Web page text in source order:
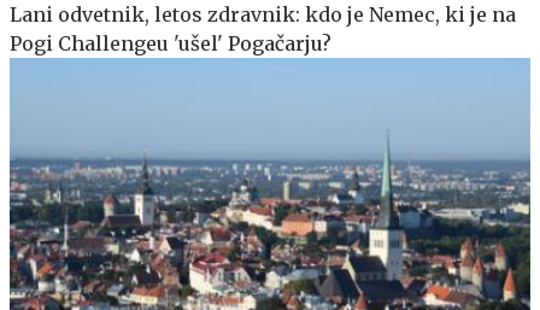
Lani odvetnik, letos zdravnik: kdo je Nemec, ki je na
Pogi Challengeu 'ušel' Pogačarju?